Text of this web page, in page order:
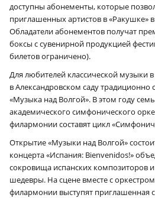
доступны абонементы, которые
приглашенных артистов в «Ракушке»
Обладатели абонементов получат
боксы с сувенирной продукцией
билетов ограничено).
Для любителей классической музыки
в Александровском саду традиционно
«Музыка над Волгой». В этом году
академического симфонического
филармонии составят цикл
Открытие «Музыки над Волгой»
концерта «Испания: Bienvenidos!»
сокровища испанских композиторов
шедевры. На сцене вместе с
филармонии выступят приглашенная